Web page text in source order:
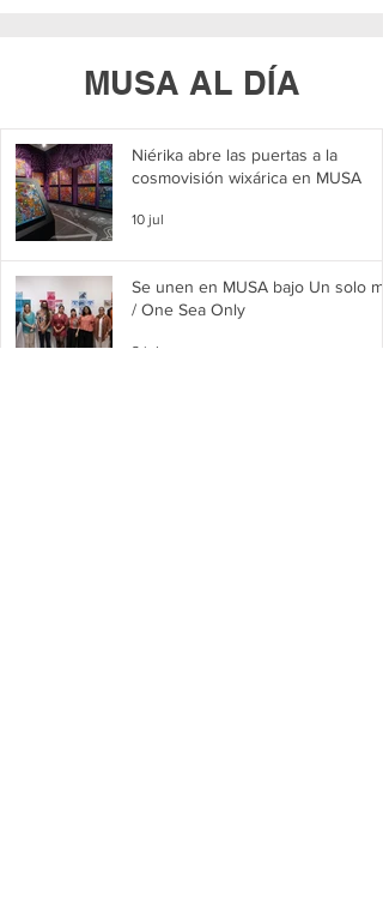
MUSA AL DÍA
Niérika abre las puertas a la
cosmovisión wixárica en MUSA
10 jul
Se unen en MUSA bajo Un solo
/ One Sea Only
2 jul